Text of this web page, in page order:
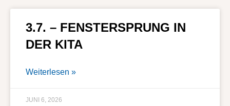
3.7. – FENSTERSPRUNG IN
DER KITA
Weiterlesen »
JUNI 6, 2026